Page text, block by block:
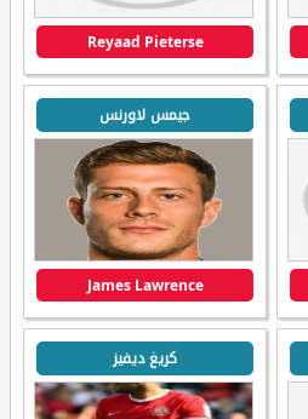
Reyaad Pieterse
جيمس لاورنس
James Lawrence
كريغ ديفيز